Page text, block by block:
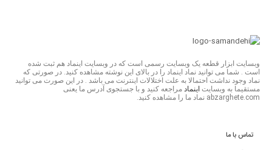
وبسایت ابزار قطعه یک وبسایت رسمی است که در وبسایت اینماد هم ثبت شده
است . شما می توانید نماد اینماد را در بالای این نوشته مشاهده کنید. در صورتی که
نماد وجود نداشت احتمالا به علت اختلالات اینترنت می باشد . در این صورت می توانید
مستقیما به وبسایت اینماد مراجعه کنید و با جستجوی آدرس ما یعنی
abzarghete.com نماد ما را مشاهده کنید.
تماس با ما